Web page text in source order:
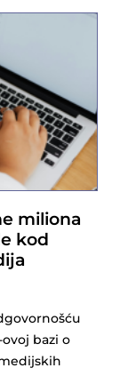
miliona
kod
bazi o